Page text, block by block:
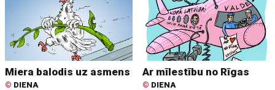
Miera balodis uz asmens
© DIENA
Ar mīlestību no Rīgas
© DIENA